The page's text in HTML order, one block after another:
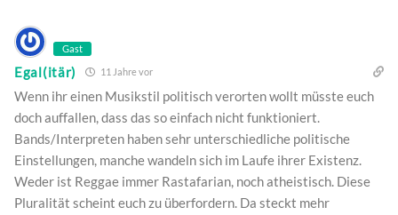
Gast
Egal(itär) 11 Jahre vor
Wenn ihr einen Musikstil politisch verorten wollt müsste euch
doch auffallen, dass das so einfach nicht funktioniert.
Bands/Interpreten haben sehr unterschiedliche politische
Einstellungen, manche wandeln sich im Laufe ihrer Existenz.
Weder ist Reggae immer Rastafarian, noch atheistisch. Diese
Pluralität scheint euch zu überfordern. Da steckt mehr